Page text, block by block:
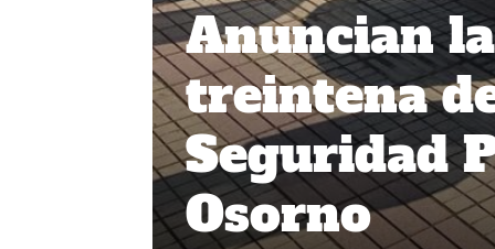
Anuncian
treintena
Seguridad
Osorno